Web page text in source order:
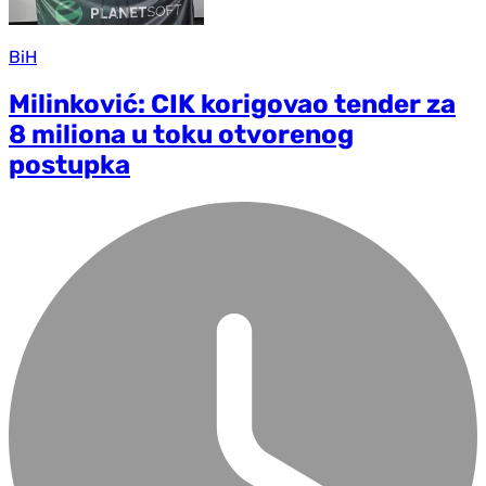
BiH
Milinković: CIK korigovao tender za
8 miliona u toku otvorenog
postupka